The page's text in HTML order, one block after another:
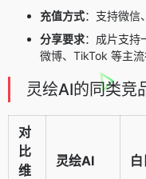
充值方式：支持微信
分享要求：成片支持
微博、TikTok 等主流
灵绘AI的同类竞
对
比
维
灵绘AI